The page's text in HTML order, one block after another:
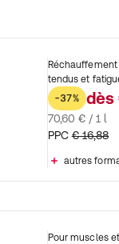
tendus et
-37%
dès
70,60 € / 1 l
PPC € 16,88
autres
Pour muscles